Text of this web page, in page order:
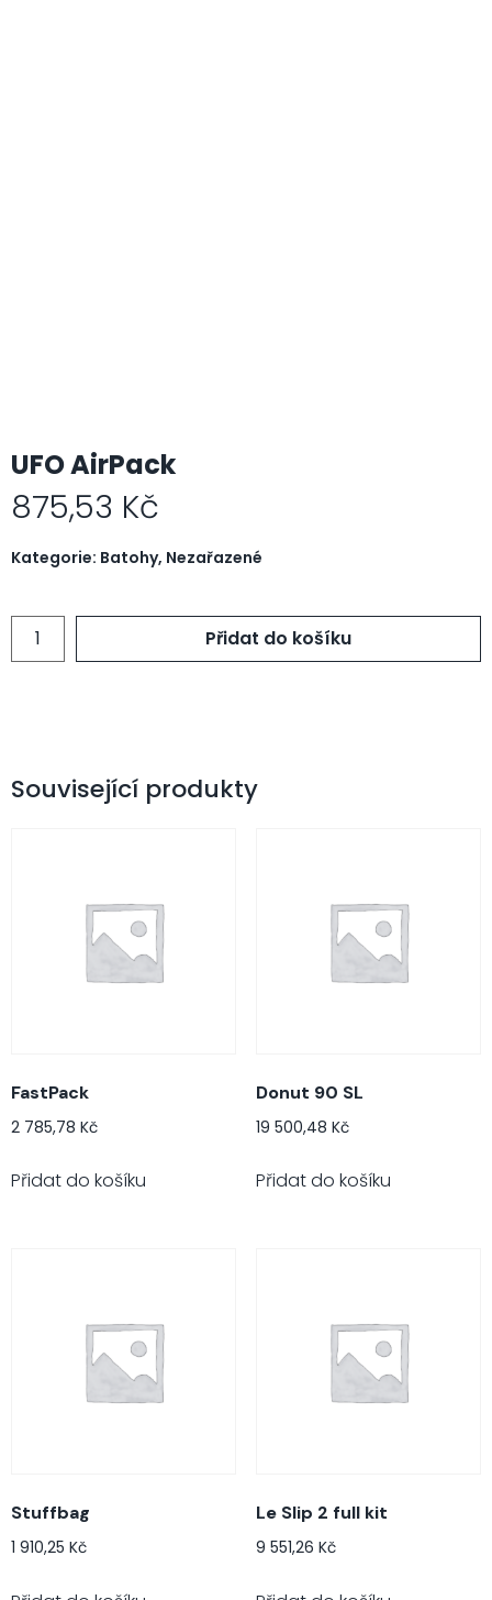
UFO AirPack
875,53 Kč
Kategorie: Batohy, Nezařazené
Přidat do košíku
Související produkty
FastPack
2 785,78 Kč
Přidat do košíku
Donut 90 SL
19 500,48 Kč
Přidat do košíku
Stuffbag
1 910,25 Kč
Le Slip 2 full kit
9 551,26 Kč